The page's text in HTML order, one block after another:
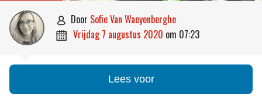
 door Sofie Van Waeyenberghe
 vrijdag 7 augustus 2020 om 07:23
Lees voor